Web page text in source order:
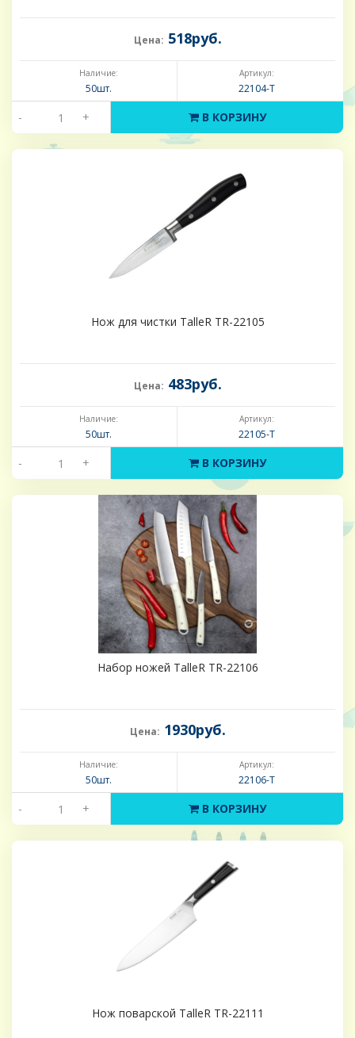
Цена: 518руб.
Наличие:
50шт.
Артикул:
22104-Т
- + В КОРЗИНУ
Нож для чистки TalleR TR-22105
Цена: 483руб.
Наличие:
50шт.
Артикул:
22105-Т
- + В КОРЗИНУ
Набор ножей TalleR TR-22106
Цена: 1930руб.
Наличие:
50шт.
Артикул:
22106-Т
- + В КОРЗИНУ
Нож поварской TalleR TR-22111